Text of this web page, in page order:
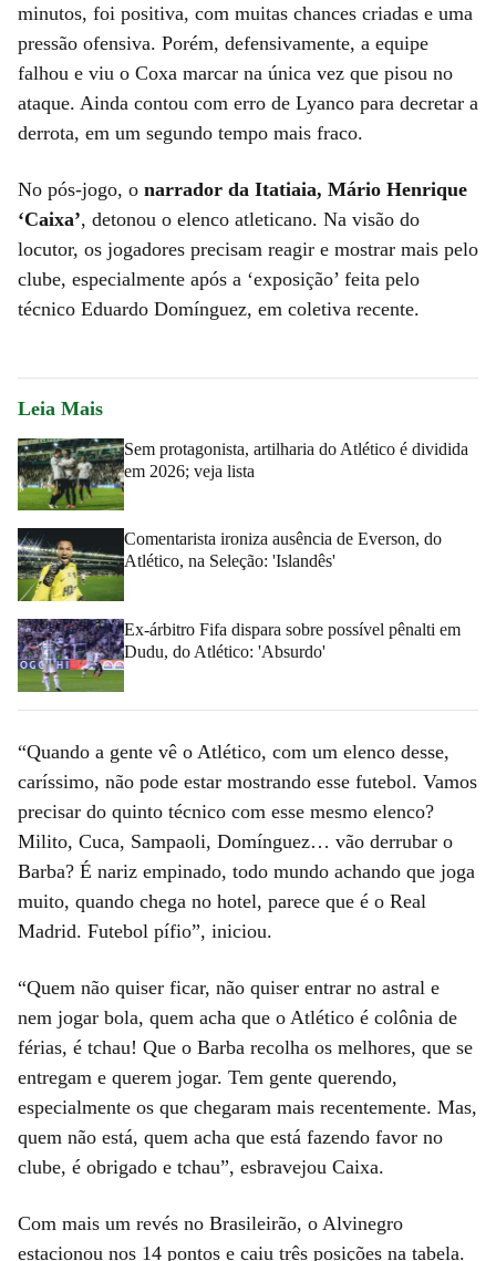
minutos, foi positiva, com muitas chances criadas e uma
pressão ofensiva. Porém, defensivamente, a equipe
falhou e viu o Coxa marcar na única vez que pisou no
ataque. Ainda contou com erro de Lyanco para decretar a
derrota, em um segundo tempo mais fraco.
No pós-jogo, o narrador da Itatiaia, Mário Henrique
‘Caixa’, detonou o elenco atleticano. Na visão do
locutor, os jogadores precisam reagir e mostrar mais pelo
clube, especialmente após a ‘exposição’ feita pelo
técnico Eduardo Domínguez, em coletiva recente.
Leia Mais
Sem protagonista, artilharia do Atlético é dividida
em 2026; veja lista
Comentarista ironiza ausência de Everson, do
Atlético, na Seleção: 'Islandês'
Ex-árbitro Fifa dispara sobre possível pênalti em
Dudu, do Atlético: 'Absurdo'
“Quando a gente vê o Atlético, com um elenco desse,
caríssimo, não pode estar mostrando esse futebol. Vamos
precisar do quinto técnico com esse mesmo elenco?
Milito, Cuca, Sampaoli, Domínguez… vão derrubar o
Barba? É nariz empinado, todo mundo achando que joga
muito, quando chega no hotel, parece que é o Real
Madrid. Futebol pífio”, iniciou.
“Quem não quiser ficar, não quiser entrar no astral e
nem jogar bola, quem acha que o Atlético é colônia de
férias, é tchau! Que o Barba recolha os melhores, que se
entregam e querem jogar. Tem gente querendo,
especialmente os que chegaram mais recentemente. Mas,
quem não está, quem acha que está fazendo favor no
clube, é obrigado e tchau”, esbravejou Caixa.
Com mais um revés no Brasileirão, o Alvinegro
estacionou nos 14 pontos e caiu três posições na tabela.